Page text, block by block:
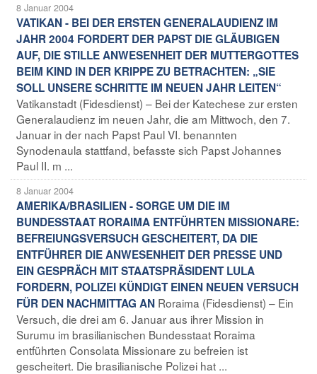
8 Januar 2004
VATIKAN - BEI DER ERSTEN GENERALAUDIENZ IM
JAHR 2004 FORDERT DER PAPST DIE GLÄUBIGEN
AUF, DIE STILLE ANWESENHEIT DER MUTTERGOTTES
BEIM KIND IN DER KRIPPE ZU BETRACHTEN: „SIE
SOLL UNSERE SCHRITTE IM NEUEN JAHR LEITEN“
Vatikanstadt (Fidesdienst) – Bei der Katechese zur ersten
Generalaudienz im neuen Jahr, die am Mittwoch, den 7.
Januar in der nach Papst Paul VI. benannten
Synodenaula stattfand, befasste sich Papst Johannes
Paul II. m ...
8 Januar 2004
AMERIKA/BRASILIEN - SORGE UM DIE IM
BUNDESSTAAT RORAIMA ENTFÜHRTEN MISSIONARE:
BEFREIUNGSVERSUCH GESCHEITERT, DA DIE
ENTFÜHRER DIE ANWESENHEIT DER PRESSE UND
EIN GESPRÄCH MIT STAATSPRÄSIDENT LULA
FORDERN, POLIZEI KÜNDIGT EINEN NEUEN VERSUCH
FÜR DEN NACHMITTAG AN Roraima (Fidesdienst) – Ein
Versuch, die drei am 6. Januar aus ihrer Mission in
Surumu im brasilianischen Bundesstaat Roraima
entführten Consolata Missionare zu befreien ist
gescheitert. Die brasilianische Polizei hat ...